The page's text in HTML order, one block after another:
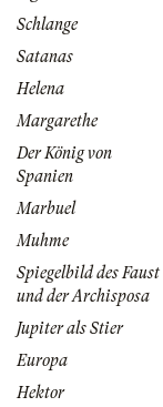
Schlange
Satanas
Helena
Margarethe
Der König von
Spanien
Marbuel
Muhme
Spiegelbild des Faust
und der Archisposa
Jupiter als Stier
Europa
Hektor